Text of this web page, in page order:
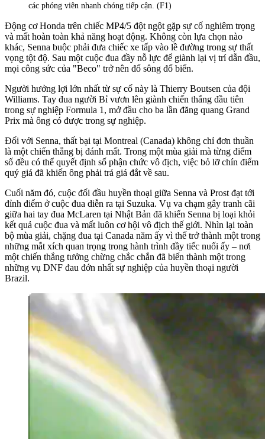
các phóng viên nhanh chóng tiếp cận. (F1)
Động cơ Honda trên chiếc MP4/5 đột ngột gặp sự cố nghiêm trọng
và mất hoàn toàn khả năng hoạt động. Không còn lựa chọn nào
khác, Senna buộc phải đưa chiếc xe tấp vào lề đường trong sự thất
vọng tột độ. Sau một cuộc đua đầy nỗ lực để giành lại vị trí dẫn đầu,
mọi công sức của "Beco" trở nên đổ sông đổ biển.
Người hưởng lợi lớn nhất từ sự cố này là Thierry Boutsen của đội
Williams. Tay đua người Bỉ vươn lên giành chiến thắng đầu tiên
trong sự nghiệp Formula 1, mở đầu cho ba lần đăng quang Grand
Prix mà ông có được trong sự nghiệp.
Đối với Senna, thất bại tại Montreal (Canada) không chỉ đơn thuần
là một chiến thắng bị đánh mất. Trong một mùa giải mà từng điểm
số đều có thể quyết định số phận chức vô địch, việc bỏ lỡ chín điểm
quý giá đã khiến ông phải trả giá đắt về sau.
Cuối năm đó, cuộc đối đầu huyền thoại giữa Senna và Prost đạt tới
đỉnh điểm ở cuộc đua diễn ra tại Suzuka. Vụ va chạm gây tranh cãi
giữa hai tay đua McLaren tại Nhật Bản đã khiến Senna bị loại khỏi
kết quả cuộc đua và mất luôn cơ hội vô địch thế giới. Nhìn lại toàn
bộ mùa giải, chặng đua tại Canada năm ấy vì thế trở thành một trong
những mắt xích quan trọng trong hành trình đầy tiếc nuối ấy – nơi
một chiến thắng tưởng chừng chắc chắn đã biến thành một trong
những vụ DNF đau đớn nhất sự nghiệp của huyền thoại người
Brazil.